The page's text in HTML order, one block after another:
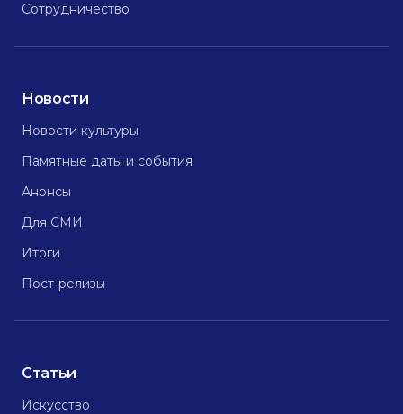
Сотрудничество
Новости
Новости культуры
Памятные даты и события
Анонсы
Для СМИ
Итоги
Пост-релизы
Статьи
Искусство